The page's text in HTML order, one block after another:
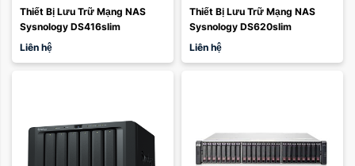
Thiết Bị Lưu Trữ Mạng NAS
Sysnology DS416slim
Liên hệ
Thiết Bị Lưu Trữ Mạng NAS
Sysnology DS620slim
Liên hệ